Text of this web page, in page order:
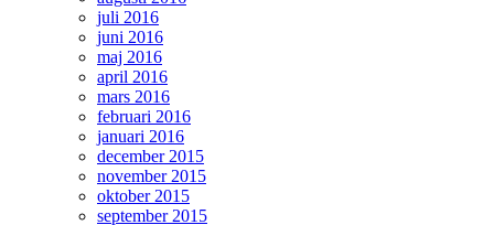
juli 2016
juni 2016
maj 2016
april 2016
mars 2016
februari 2016
januari 2016
december 2015
november 2015
oktober 2015
september 2015